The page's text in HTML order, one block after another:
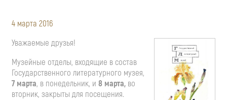
4 марта 2016
Уважаемые друзья!
Музейные отделы, входящие в состав
Государственного литературного музея,
7 марта, в понедельник, и 8 марта, во
вторник, закрыты для посещения.